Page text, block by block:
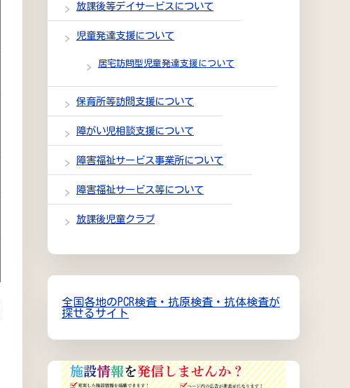
放課後等デイサービスについて
児童発達支援について
居宅訪問型児童発達支援について
保育所等訪問支援について
障がい児相談支援について
障害福祉サービス事業所について
障害福祉サービス等について
放課後児童クラブ
全国各地のPCR検査・抗原検査・抗体検査が
探せるサイト